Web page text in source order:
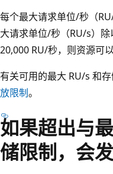
每个最大请求单位/秒（
大请求单位/秒（RU/s）
20,000 RU/秒，则资源可
有关可用的最大 RU/s 和
放限制。
如果超出与
储限制，会